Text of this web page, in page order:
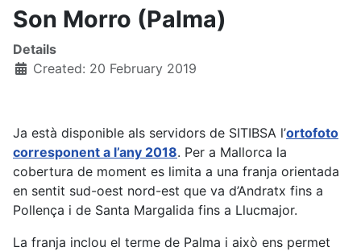
Son Morro (Palma)
Details
Created: 20 February 2019
Ja està disponible als servidors de SITIBSA l’ortofoto
corresponent a l’any 2018. Per a Mallorca la
cobertura de moment es limita a una franja orientada
en sentit sud-oest nord-est que va d’Andratx fins a
Pollença i de Santa Margalida fins a Llucmajor.
La franja inclou el terme de Palma i això ens permet